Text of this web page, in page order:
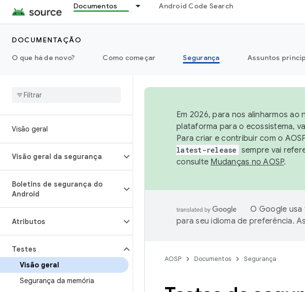
Documentos Android Code Search
DOCUMENTAÇÃO
O que há de novo?
Como começar Segurança Assuntos
Visão geral
Visão geral da segurança
Boletins de segurança do
Android
Atributos
Testes
Visão geral
Segurança da memória
Em 2026, para nos alinharmos
plataforma para o ecossistema,
Para criar e contribuir com o
latest-release sempre vai
consulte Mudanças no AOSP.
O Google
para seu idioma de preferência.
AOSP Documentos Segurança